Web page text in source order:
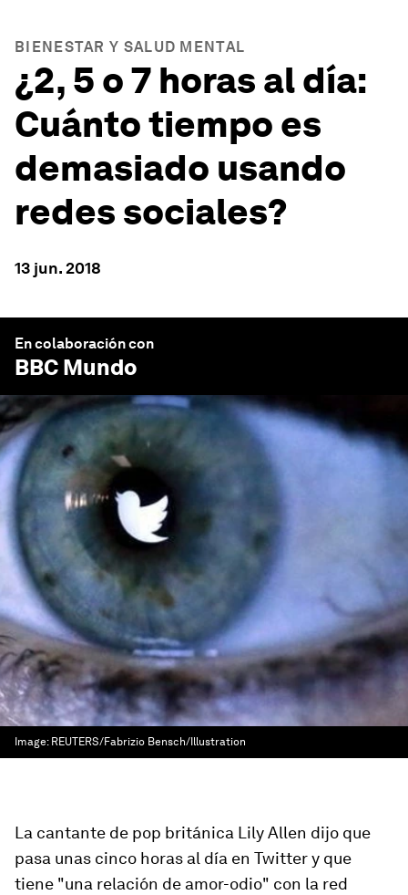
BIENESTAR Y SALUD MENTAL
¿2, 5 o 7 horas al día:
Cuánto tiempo es
demasiado usando
redes sociales?
13 jun. 2018
En colaboración con
BBC Mundo
Image: REUTERS/Fabrizio Bensch/Illustration
La cantante de pop británica Lily Allen dijo que
pasa unas cinco horas al día en Twitter y que
tiene "una relación de amor-odio" con la red